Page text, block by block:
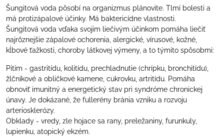
Šungitová voda pôsobí na organizmus plánovite. Tlmí bolesti a
má protizápalové účinky. Má baktericídne vlastnosti.
Šungitová voda vďaka svojim liečivým účinkom pomáha liečiť
najrôznejšie zápalové ochorenia, alergické, vírusové, kožné,
kĺbové ťažkosti, choroby látkovej výmeny, a to týmito spôsobmi:
Pitím - gastritídu, kolitídu, prechladnutie (chrípku, bronchitídu),
žlčníkové a obličkové kamene, cukrovku, artritídu. Pomáha
obnoviť imunitný a energetický stav pri syndróme chronickej
únavy. Je dokázané, že fullerény bránia vzniku a rozvoju
arteriosklerózy.
Obklady - vredy, zle hojace sa rany, preležaniny, furunkuly,
lupienku, atopický ekzém.